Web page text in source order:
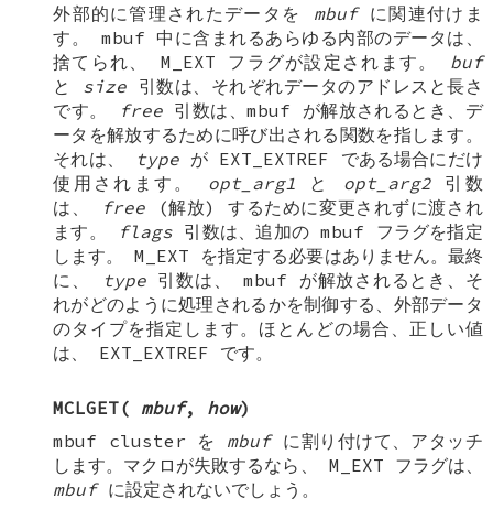
外部的に管理されたデータを mbufに関連付けま
す。 mbuf 中に含まれるあらゆる内部のデータは、
捨てられ、 M_EXT フラグが設定されます。 buf
と size 引数は、それぞれデータのアドレスと長さ
です。
free 引数は、mbuf が解放されるとき、デ
ータを解放するために呼び出される関数を指します。
それは、
typeが EXT_EXTREF である場合にだけ
使用されます。 opt_arg1 と opt_arg2引数
は、
free(解放) するために変更されずに渡され
ます。
flags 引数は、追加のmbuf フラグを指定
します。M_EXT を指定する必要はありません。最終
に、
type引数は、mbuf が解放されるとき、そ
れがどのように処理されるかを制御する、外部データ
のタイプを指定します。ほとんどの場合、正しい値
は、 EXT_EXTREF です。
MCLGET( mbuf, how)
mbuf cluster を mbufに割り付けて、アタッチ
します。マクロが失敗するなら、 M_EXT フラグは、
mbufに設定されないでしょう。